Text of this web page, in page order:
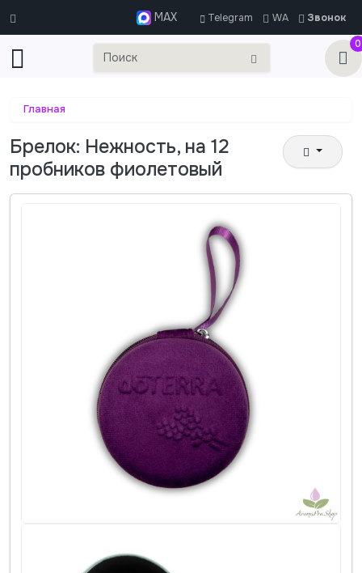
MAX Telegram WA
Звонок
0
Главная
Брелок: Нежность, на 12
пробников фиолетовый